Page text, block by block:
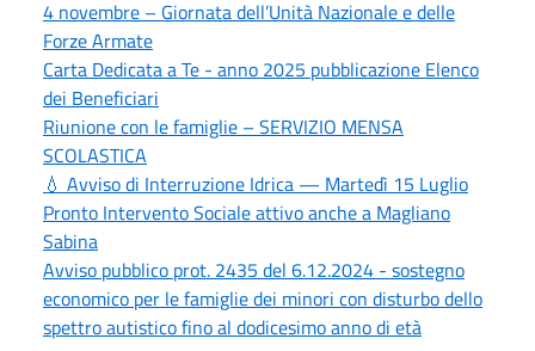
4 novembre – Giornata dell’Unità Nazionale e delle
Forze Armate
Carta Dedicata a Te - anno 2025 pubblicazione Elenco
dei Beneficiari
Riunione con le famiglie – SERVIZIO MENSA
SCOLASTICA
💧 Avviso di Interruzione Idrica — Martedì 15 Luglio
Pronto Intervento Sociale attivo anche a Magliano
Sabina
Avviso pubblico prot. 2435 del 6.12.2024 - sostegno
economico per le famiglie dei minori con disturbo dello
spettro autistico fino al dodicesimo anno di età